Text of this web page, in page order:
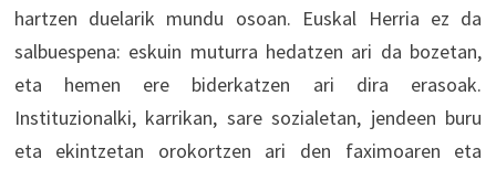
hartzen duelarik mundu osoan. Euskal Herria ez da
salbuespena: eskuin muturra hedatzen ari da bozetan,
eta hemen ere biderkatzen ari dira erasoak.
Instituzionalki, karrikan, sare sozialetan, jendeen buru
eta ekintzetan orokortzen ari den faximoaren eta